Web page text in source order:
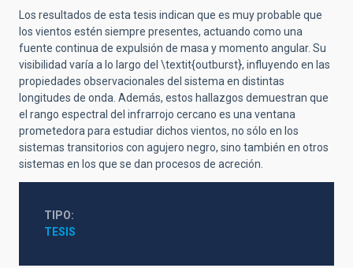
Los resultados de esta tesis indican que es muy probable que
los vientos estén siempre presentes, actuando como una
fuente continua de expulsión de masa y momento angular. Su
visibilidad varía a lo largo del \textit{outburst}, influyendo en las
propiedades observacionales del sistema en distintas
longitudes de onda. Además, estos hallazgos demuestran que
el rango espectral del infrarrojo cercano es una ventana
prometedora para estudiar dichos vientos, no sólo en los
sistemas transitorios con agujero negro, sino también en otros
sistemas en los que se dan procesos de acreción.
TIPO
TESIS